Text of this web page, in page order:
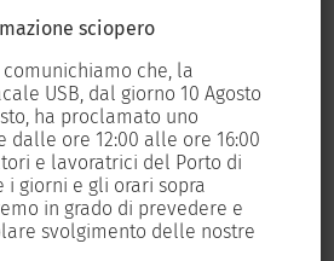
articolo, scegli la
X LinkedInWhatsApp
sciopero
che, la
USB, dal giorno 10 Agosto
ha proclamato uno
dalle ore 12:00 alle ore 16:00
e lavoratrici del Porto di
i giorni e gli orari sopra
in grado di prevedere e
svolgimento delle nostre